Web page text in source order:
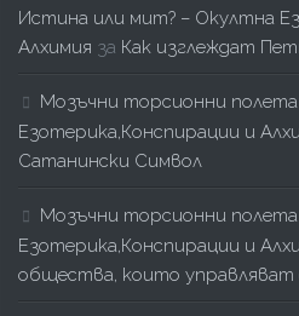
Истина или мит? – Окултна
Алхимия за Как изглеждат
Мозъчни торсионни
Езотерика,Конспирации и
Сатанински Символ
Мозъчни торсионни
Езотерика,Конспирации и
общества, които